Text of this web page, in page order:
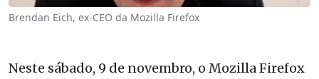
Brendan Eich, ex-CEO da Mozilla Firefox
Neste sábado, 9 de novembro, o Mozilla Firefox